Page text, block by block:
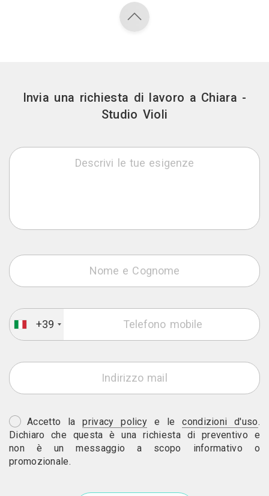
Invia una richiesta di lavoro a Chiara -
Studio Violi
+39
Accetto laprivacy policy e lecondizioni d'uso.
Dichiaro che questa è una richiesta di preventivo e
non è un messaggio a scopo informativo o
promozionale.